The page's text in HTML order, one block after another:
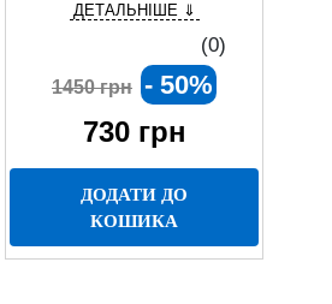
гардеробної чи магазину
ДЕТАЛЬНІШЕ ⇓
(0)
1450 грн - 50%
730грн
ДОДАТИ ДО
КОШИКА